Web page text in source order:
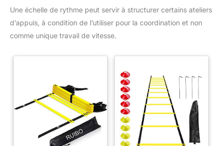
Une échelle de rythme peut servir à structurer certains ateliers
d’appuis, à condition de l’utiliser pour la coordination et non
comme unique travail de vitesse.